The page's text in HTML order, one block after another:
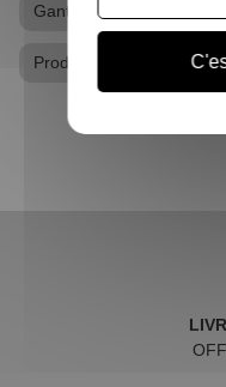
Gants / Mitaines Harry
Produits dérivés Harry